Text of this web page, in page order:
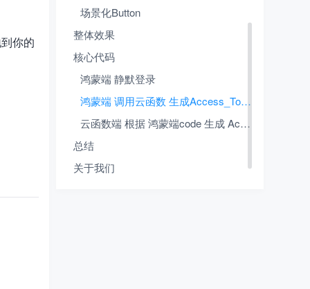
你的
场景化Button
整体效果
核心代码
鸿蒙端 静默登录
鸿蒙端 调用云函数 生成Access_Token
云函数端 根据 鸿蒙端code 生成 Access_token
总结
关于我们